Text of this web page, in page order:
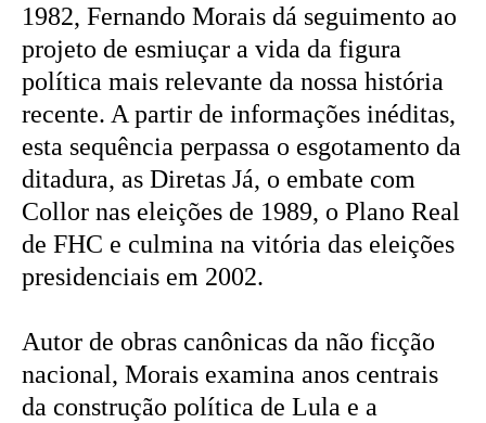
1982, Fernando Morais dá seguimento ao
projeto de esmiuçar a vida da figura
política mais relevante da nossa história
recente. A partir de informações inéditas,
esta sequência perpassa o esgotamento da
ditadura, as Diretas Já, o embate com
Collor nas eleições de 1989, o Plano Real
de FHC e culmina na vitória das eleições
presidenciais em 2002.
Autor de obras canônicas da não ficção
nacional, Morais examina anos centrais
da construção política de Lula e a